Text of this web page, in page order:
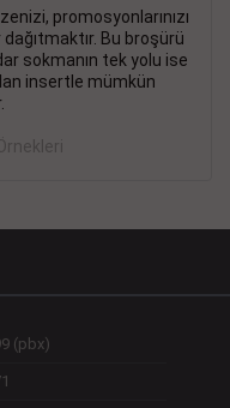
promosyonlarınızı
Bu broşürü
sokmanın tek yolu ise
insertle mümkün
(pbx)
aşmamış, Depo